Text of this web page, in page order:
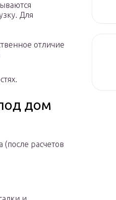
Для
отличие
дом
(после расчетов